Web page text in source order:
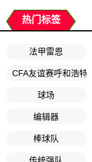
热门标签
法甲雷恩
CFA友谊赛呼和浩特
球场
编辑器
棒球队
传统强队